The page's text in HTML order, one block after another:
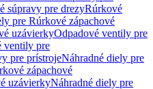
súpravy pre drezyRúrkové
pre Rúrkové zápachové
uzávierkyOdpadové ventily pre
ventily pre
pre prístrojeNáhradné diely pre
zápachové
uzávierkyNáhradné diely pre